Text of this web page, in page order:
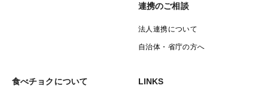
連携のご相談
法人連携について
自治体・省庁の方へ
食べチョクについて LINKS